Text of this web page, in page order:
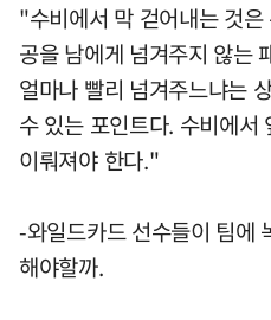
"수비에서 막 걷어내는 것
공을 남에게 넘겨주지 않는
얼마나 빨리 넘겨주느냐는
수 있는 포인트다. 수비에서
이뤄져야 한다."
-와일드카드 선수들이 팀에
해야할까.